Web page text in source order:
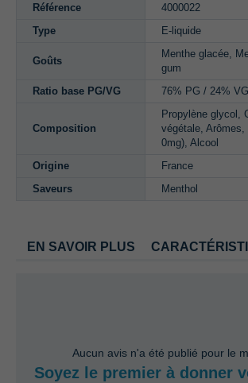
Référence
4000022
Type
E-liquide
Goûts
Menthe glacée,
gum
Ratio base PG/VG
76% PG / 24% VG
Composition
Propylène glycol,
végétale,
0mg), Alcool
Origine
France
Saveurs
Menthol
EN SAVOIR PLUS
Aucun avis n'a été publié pour le
Soyez le premier à donner